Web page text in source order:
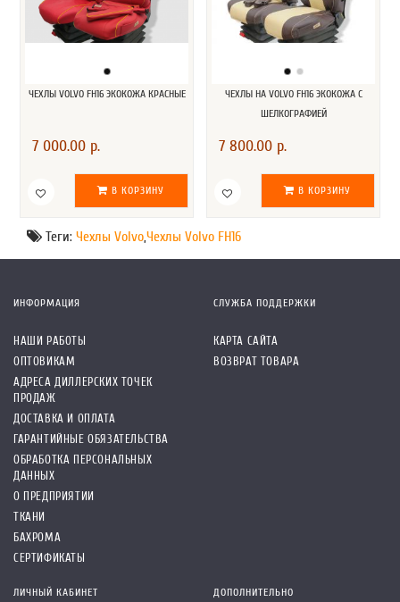
ЧЕХЛЫ VOLVO FH16 ЭКОКОЖА КРАСНЫЕ
7 000.00 р.
В КОРЗИНУ
ЧЕХЛЫ НА VOLVO FH16 ЭКОКОЖА С
ШЕЛКОГРАФИЕЙ
7 800.00 р.
В КОРЗИНУ
Теги: Чехлы Volvo,Чехлы Volvo FH16
ИНФОРМАЦИЯ
НАШИ РАБОТЫ
ОПТОВИКАМ
АДРЕСА ДИЛЛЕРСКИХ ТОЧЕК
ПРОДАЖ
ДОСТАВКА И ОПЛАТА
ГАРАНТИЙНЫЕ ОБЯЗАТЕЛЬСТВА
ОБРАБОТКА ПЕРСОНАЛЬНЫХ
ДАННЫХ
О ПРЕДПРИЯТИИ
ТКАНИ
БАХРОМА
СЕРТИФИКАТЫ
СЛУЖБА ПОДДЕРЖКИ
КАРТА САЙТА
ВОЗВРАТ ТОВАРА
ЛИЧНЫЙ КАБИНЕТ ДОПОЛНИТЕЛЬНО